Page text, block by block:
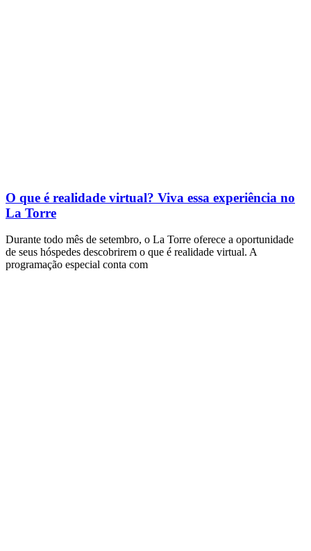
O que é realidade virtual? Viva essa experiência no
La Torre
Durante todo mês de setembro, o La Torre oferece a oportunidade
de seus hóspedes descobrirem o que é realidade virtual. A
programação especial conta com